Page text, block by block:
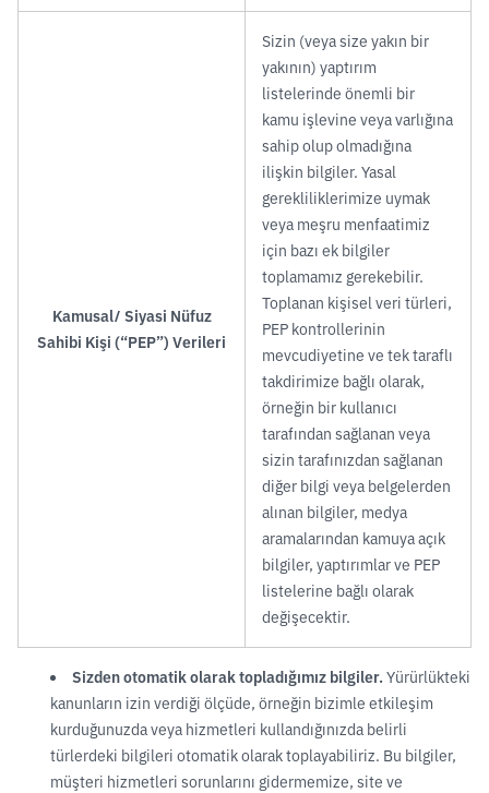
Kamusal/ Siyasi Nüfuz
Sahibi Kişi (“PEP”) Verileri
Sizin (veya size yakın bir
yakının) yaptırım
listelerinde önemli bir
kamu işlevine veya varlığına
sahip olup olmadığına
ilişkin bilgiler. Yasal
gerekliliklerimize uymak
veya meşru menfaatimiz
için bazı ek bilgiler
toplamamız gerekebilir.
Toplanan kişisel veri türleri,
PEP kontrollerinin
mevcudiyetine ve tek taraflı
takdirimize bağlı olarak,
örneğin bir kullanıcı
tarafından sağlanan veya
sizin tarafınızdan sağlanan
diğer bilgi veya belgelerden
alınan bilgiler, medya
aramalarından kamuya açık
bilgiler, yaptırımlar ve PEP
listelerine bağlı olarak
değişecektir.
Sizden otomatik olarak topladığımız bilgiler. Yürürlükteki
kanunların izin verdiği ölçüde, örneğin bizimle etkileşim
kurduğunuzda veya hizmetleri kullandığınızda belirli
türlerdeki bilgileri otomatik olarak toplayabiliriz. Bu bilgiler,
müşteri hizmetleri sorunlarını gidermemize, site ve